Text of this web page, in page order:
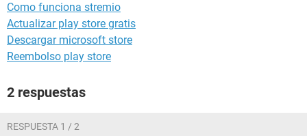
Como funciona stremio
Actualizar play store gratis
Descargar microsoft store
Reembolso play store
2 respuestas
RESPUESTA 1 / 2